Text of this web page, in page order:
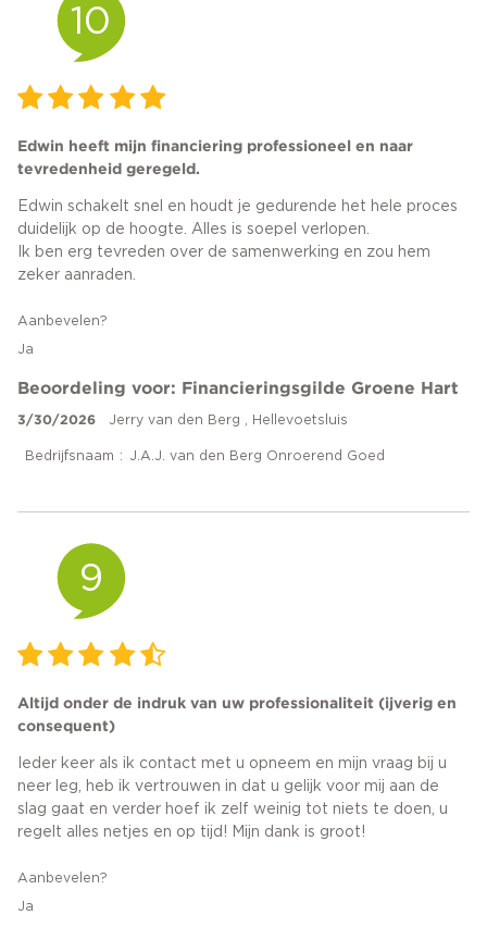
10
Edwin heeft mijn financiering professioneel en naar
tevredenheid geregeld.
Edwin schakelt snel en houdt je gedurende het hele proces
duidelijk op de hoogte. Alles is soepel verlopen.
Ik ben erg tevreden over de samenwerking en zou hem
zeker aanraden.
Aanbevelen?
Ja
Beoordeling voor: Financieringsgilde Groene Hart
3/30/2026 Jerry van den Berg , Hellevoetsluis
Bedrijfsnaam J.A.J. van den Berg Onroerend Goed
9
Altijd onder de indruk van uw professionaliteit (ijverig en
consequent)
Ieder keer als ik contact met u opneem en mijn vraag bij u
neer leg, heb ik vertrouwen in dat u gelijk voor mij aan de
slag gaat en verder hoef ik zelf weinig tot niets te doen, u
regelt alles netjes en op tijd! Mijn dank is groot!
Aanbevelen?
Ja